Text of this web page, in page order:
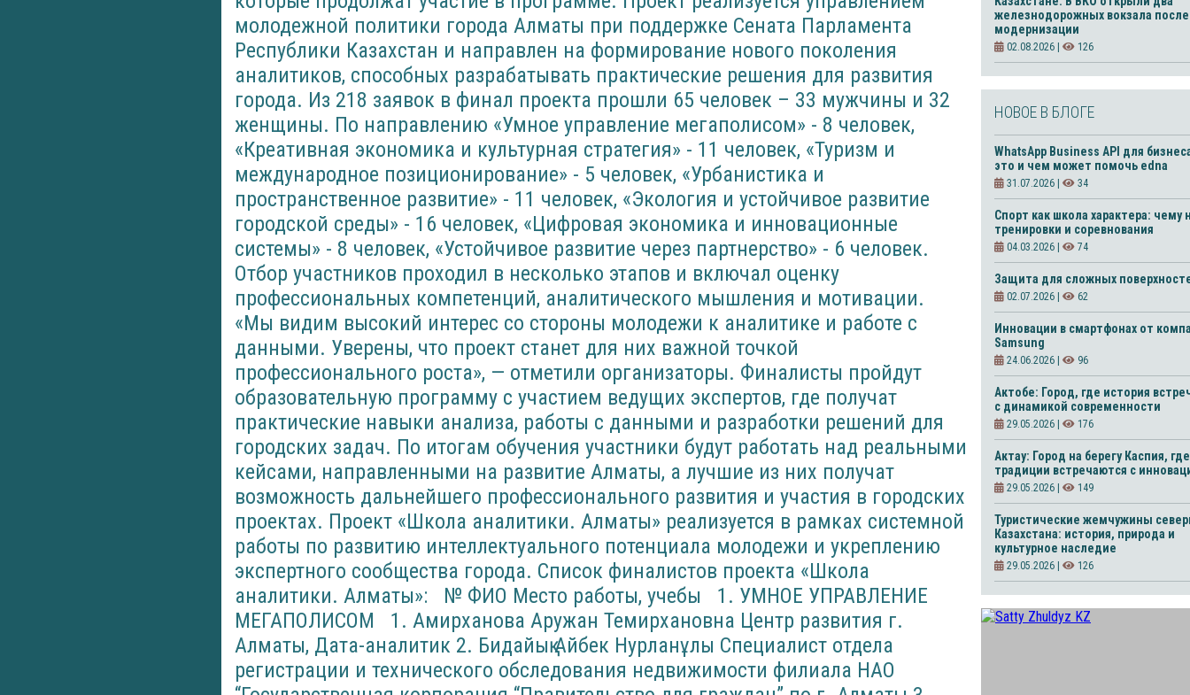
железнодорожных вокзала после
модернизации
02.08.2026 | 126
НОВОЕ В БЛОГЕ
WhatsApp Business API для
это и чем может помочь edna
31.07.2026 | 34
Спорт как школа характера: чему
тренировки и соревнования
04.03.2026 | 74
Защита для сложных
02.07.2026 | 62
Инновации в смартфонах от
Samsung
24.06.2026 | 96
Актобе: Город, где история
с динамикой современности
29.05.2026 | 176
Актау: Город на берегу Каспия, где
традиции встречаются с
29.05.2026 | 149
Туристические жемчужины
Казахстана: история, природа и
культурное наследие
29.05.2026 | 126